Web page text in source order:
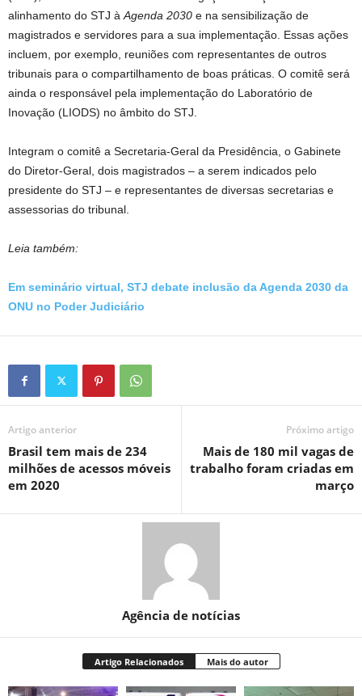
alinhamento do STJ à Agenda 2030 e na sensibilização de
magistrados e servidores para a sua implementação. Essas ações
incluem, por exemplo, reuniões com representantes de outros
tribunais para o compartilhamento de boas práticas. O comitê será
ainda o responsável pela implementação do Laboratório de
Inovação (LIODS) no âmbito do STJ.
Integram o comitê a Secretaria-Geral da Presidência, o Gabinete
do Diretor-Geral, dois magistrados – a serem indicados pelo
presidente do STJ – e representantes de diversas secretarias e
assessorias do tribunal.
Leia também:
Em seminário virtual, STJ debate inclusão da Agenda 2030 da
ONU no Poder Judiciário
Artigo anterior
Brasil tem mais de 234
milhões de acessos móveis
em 2020
Próximo artigo
Mais de 180 mil vagas de
trabalho foram criadas em
março
Agência de notícias
Artigo Relacionados Mais do autor